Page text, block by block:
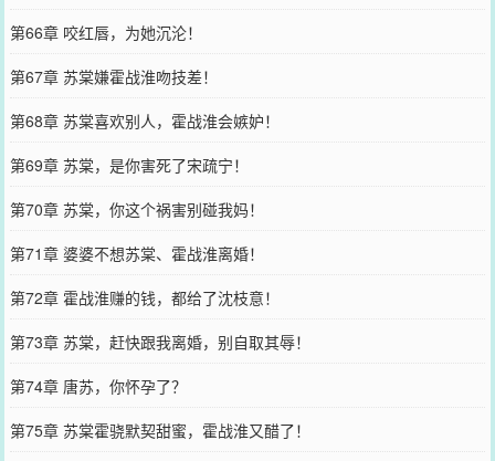
第66章 咬红唇，为她沉沦！
第67章 苏棠嫌霍战淮吻技差！
第68章 苏棠喜欢别人，霍战淮会嫉妒！
第69章 苏棠，是你害死了宋疏宁！
第70章 苏棠，你这个祸害别碰我妈！
第71章 婆婆不想苏棠、霍战淮离婚！
第72章 霍战淮赚的钱，都给了沈枝意！
第73章 苏棠，赶快跟我离婚，别自取其辱！
第74章 唐苏，你怀孕了？
第75章 苏棠霍骁默契甜蜜，霍战淮又醋了！